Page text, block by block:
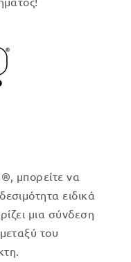
μπορείτε να
ειδικά
μια σύνδεση
του